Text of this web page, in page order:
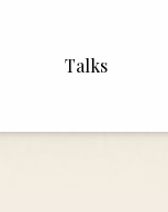
Talks